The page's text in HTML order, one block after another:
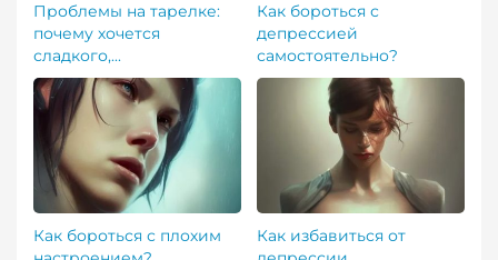
Проблемы на тарелке:
почему хочется
сладкого,...
Как бороться с плохим
Как бороться с
депрессией
самостоятельно?
Как избавиться от